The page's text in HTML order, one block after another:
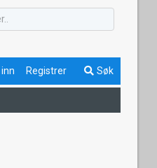
Registrer Søk